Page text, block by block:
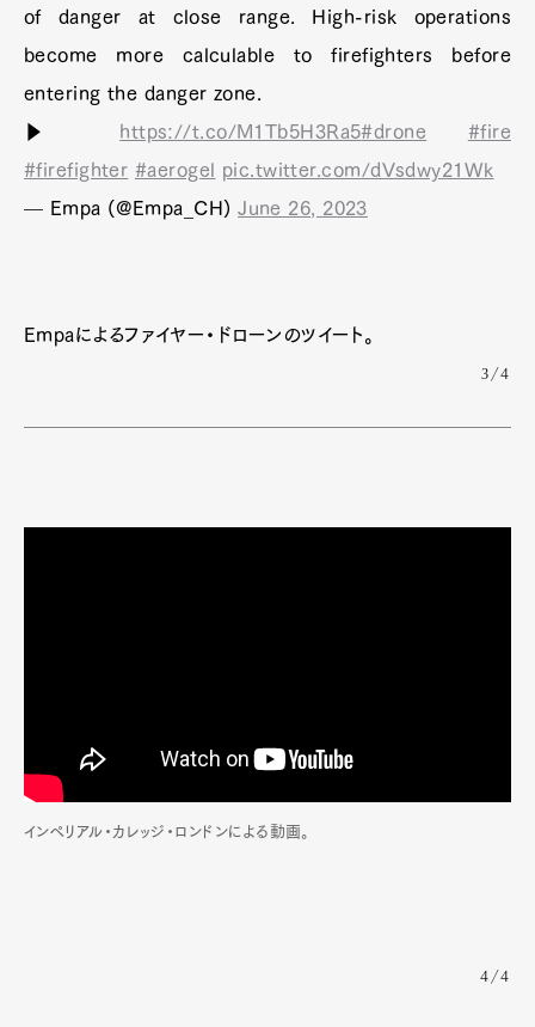
of danger at close range. High-risk operations
become more calculable to firefighters before
entering the danger zone.
▶
https://t.co/M1Tb5H3Ra5#drone
#fire
#firefighter #aerogel pic.twitter.com/dVsdwy21Wk
— Empa (@Empa_CH)June 26, 2023
Empaによるファイヤー・ドローンのツイート。
3/4
インペリアル・カレッジ・ロンドンによる動画。
4/4